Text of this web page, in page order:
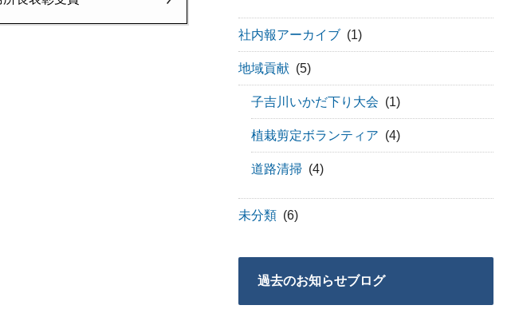
社内報アーカイブ (1)
地域貢献 (5)
子吉川いかだ下り大会 (1)
植栽剪定ボランティア (4)
道路清掃 (4)
未分類 (6)
過去のお知らせブログ